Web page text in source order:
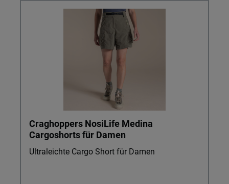
Craghoppers NosiLife Medina
Cargoshorts für Damen
Ultraleichte Cargo Short für Damen